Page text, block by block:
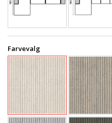
Farvevalg